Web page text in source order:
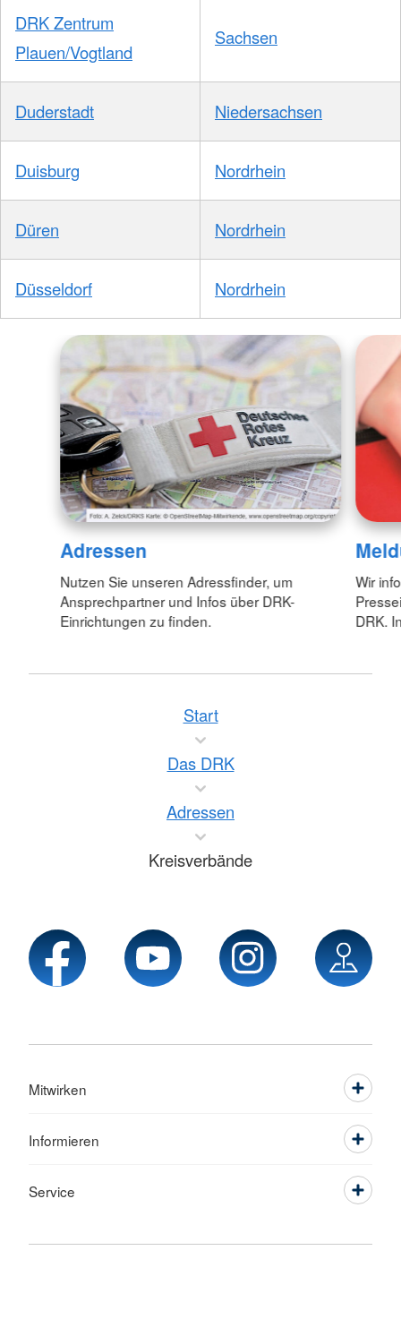
DRK Zentrum
Plauen/Vogtland
Sachsen
Duderstadt Niedersachsen
Duisburg Nordrhein
Düren Nordrhein
Düsseldorf Nordrhein
Adressen
Nutzen Sie unseren Adressfinder, um
Ansprechpartner und Infos über DRK-
Einrichtungen zu finden.
Wir
DRK.
Start
Das DRK
Adressen
Kreisverbände
Mitwirken
Informieren
Service